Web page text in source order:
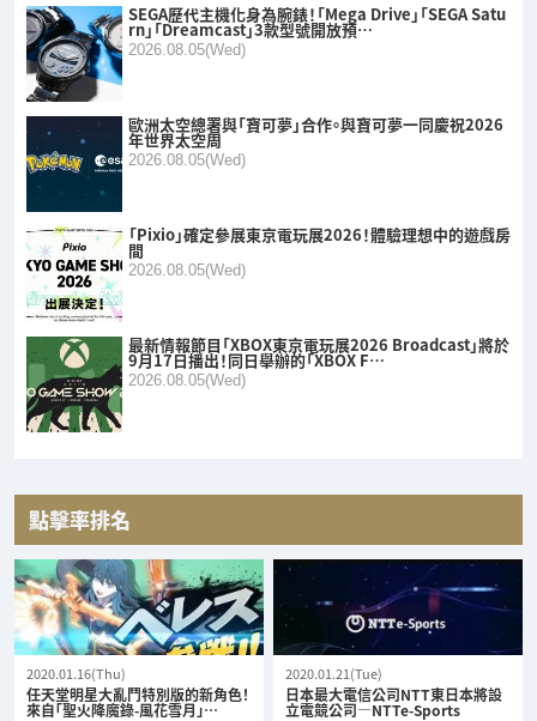
SEGA歷代主機化身為腕錶！「Mega Drive」「SEGA Satu
rn」「Dreamcast」3款型號開放預…
2026.08.05(Wed)
歐洲太空總署與「寶可夢」合作。與寶可夢一同慶祝2026
年世界太空周
2026.08.05(Wed)
「Pixio」確定參展東京電玩展2026！體驗理想中的遊戲房
間
2026.08.05(Wed)
最新情報節目「XBOX東京電玩展2026 Broadcast」將於
9月17日播出！同日舉辦的「XBOX F…
2026.08.05(Wed)
點擊率排名
2020.01.16(Thu)
任天堂明星大亂鬥特別版的新角色！
來自「聖火降魔錄-風花雪月」…
2020.01.21(Tue)
日本最大電信公司NTT東日本將設
立電競公司—NTTe-Sports